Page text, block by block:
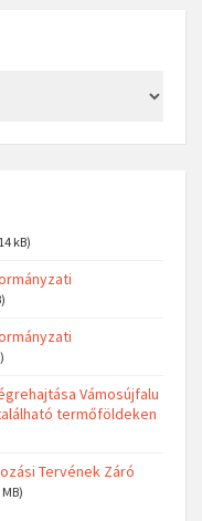
kB)
Vámosújfalu
termőföldeken
Tervének Záró